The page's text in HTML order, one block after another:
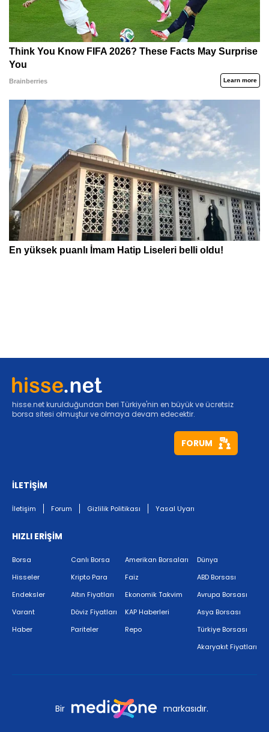
hisse.net kurulduğundan beri Türkiye'nin en büyük ve ücretsiz
borsa sitesi olmuştur ve olmaya devam edecektir.
FORUM
İLETİŞİM
İletişim Forum Gizlilik Politikası Yasal Uyarı
HIZLI ERİŞİM
Borsa
Hisseler
Endeksler
Varant
Haber
Canlı Borsa
Kripto Para
Altın Fiyatları
Döviz Fiyatları
Pariteler
Amerikan Borsaları
Faiz
Ekonomik Takvim
KAP Haberleri
Repo
Dünya
ABD Borsası
Avrupa Borsası
Asya Borsası
Türkiye Borsası
Akaryakıt Fiyatları
Bir markasıdır.